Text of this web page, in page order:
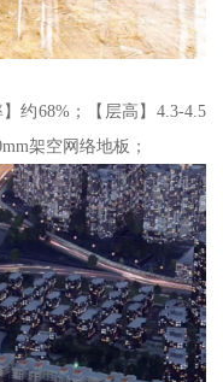
约68%；【层高】4.3-4.5
架空网络地板；